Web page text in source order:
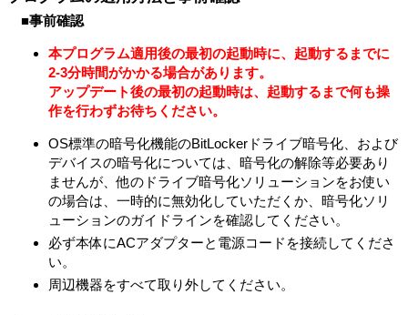
フトウェア使用許諾契約書を伴うもの（以下「対象外ソフト
用許諾契約を伴わないものがあります。
個別のソフトウェア使用許諾契約書を伴わない各々のソフト
ウェア（以下「許諾ソフトウェア」とし、コンピューターソ
フトウェア、媒体、マニュアルなどの関連書類および電子文
下記のソフトウェア使用許諾契約書をお読みください。お客
さまによる許諾ソフトウェアの使用開始をもって、下記のソ
フトウェア使用許諾契約書にご同意いただいたものとしま
本契約は、お客さま（以下「お客さま」とします）とVAIO株
式会社（以下「VAIO」とします）との間での許諾ソフトウェ
アの使用権の許諾に関する条件を定めるものです。
■事前確認
本プログラム適用後の最初の起動時に、起動するまでに
2-3分時間がかかる場合があります。
アップデート後の最初の起動時は、起動するまで何も操
作を行わずお待ちください。
OS標準の暗号化機能のBitLockerドライブ暗号化、および
デバイスの暗号化については、暗号化の解除等必要あり
ませんが、他のドライブ暗号化ソリューションをお使い
の場合は、一時的に無効化していただくか、暗号化ソリ
ューションのガイドラインを確認してください。
必ず本体にACアダプターと電源コードを接続してくださ
い。
周辺機器をすべて取り外してください。